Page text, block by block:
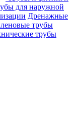
для наружной
Дренажные
трубы
трубы